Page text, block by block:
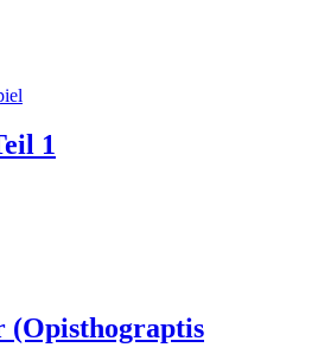
1
(Opisthograptis